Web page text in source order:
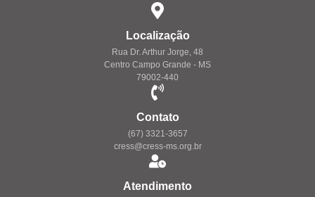
Localização
Rua Dr. Arthur Jorge, 48
Centro Campo Grande - MS
79002-440
Contato
(67) 3321-3657
cress@cress-ms.org.br
Atendimento